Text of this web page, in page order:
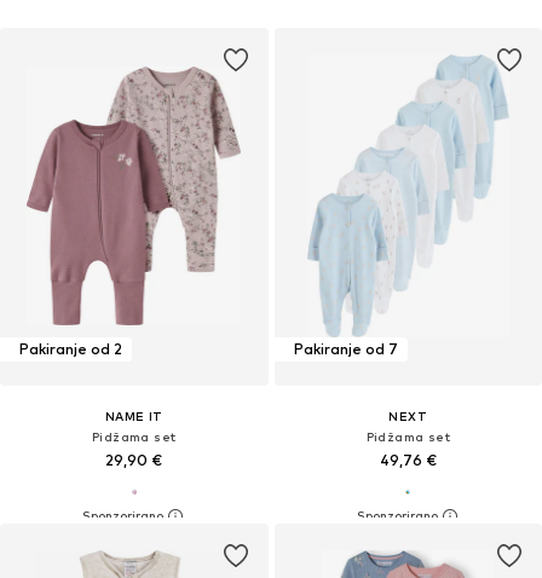
Pakiranje od 2
NAME IT
Pidžama set
29,90 €
Pakiranje od 7
NEXT
Pidžama set
49,76 €